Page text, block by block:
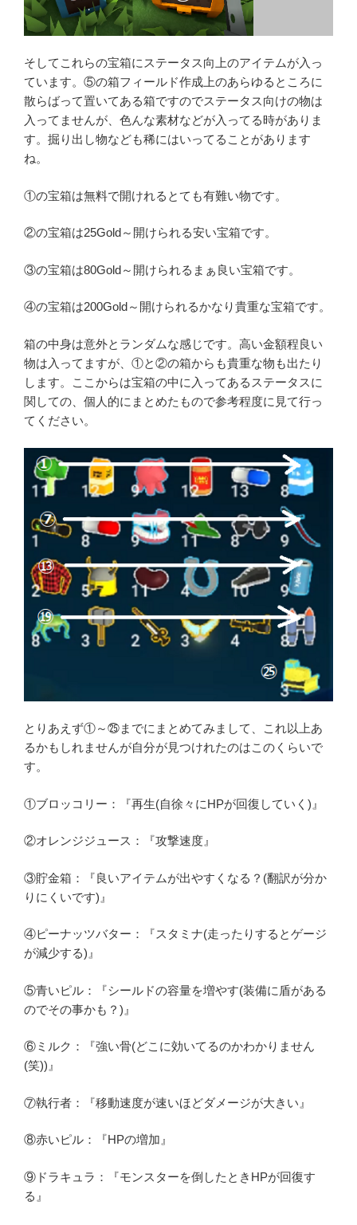
そしてこれらの宝箱にステータス向上のアイテムが入っ
ています。⑤の箱フィールド作成上のあらゆるところに
散らばって置いてある箱ですのでステータス向けの物は
入ってませんが、色んな素材などが入ってる時がありま
す。掘り出し物なども稀にはいってることがあります
ね。
①の宝箱は無料で開けれるとても有難い物です。
②の宝箱は25Gold～開けられる安い宝箱です。
③の宝箱は80Gold～開けられるまぁ良い宝箱です。
④の宝箱は200Gold～開けられるかなり貴重な宝箱です。
箱の中身は意外とランダムな感じです。高い金額程良い
物は入ってますが、①と②の箱からも貴重な物も出たり
します。ここからは宝箱の中に入ってあるステータスに
関しての、個人的にまとめたもので参考程度に見て行っ
てください。
とりあえず①～㉕までにまとめてみまして、これ以上あ
るかもしれませんが自分が見つけれたのはこのくらいで
す。
①ブロッコリー：『再生(自徐々にHPが回復していく)』
②オレンジジュース：『攻撃速度』
③貯金箱：『良いアイテムが出やすくなる？(翻訳が分か
りにくいです)』
④ピーナッツバター：『スタミナ(走ったりするとゲージ
が減少する)』
⑤青いピル：『シールドの容量を増やす(装備に盾がある
のでその事かも？)』
⑥ミルク：『強い骨(どこに効いてるのかわかりません
(笑))』
⑦執行者：『移動速度が速いほどダメージが大きい』
⑧赤いピル：『HPの増加』
⑨ドラキュラ：『モンスターを倒したときHPが回復す
る』